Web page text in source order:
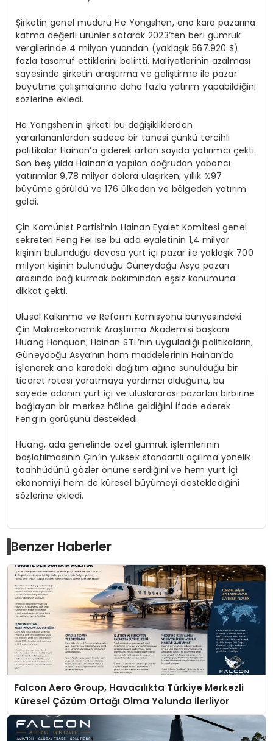
Şirketin genel müdürü He Yongshen, ana kara pazarına
katma değerli ürünler satarak 2023’ten beri gümrük
vergilerinde 4 milyon yuandan (yaklaşık 567.920 $)
fazla tasarruf ettiklerini belirtti. Maliyetlerinin azalması
sayesinde şirketin araştırma ve geliştirme ile pazar
büyütme çalışmalarına daha fazla yatırım yapabildiğini
sözlerine ekledi.
He Yongshen’in şirketi bu değişikliklerden
yararlananlardan sadece bir tanesi çünkü tercihli
politikalar Hainan’a giderek artan sayıda yatırımcı çekti.
Son beş yılda Hainan’a yapılan doğrudan yabancı
yatırımlar 9,78 milyar dolara ulaşırken, yıllık %97
büyüme görüldü ve 176 ülkeden ve bölgeden yatırım
geldi.
Çin Komünist Partisi’nin Hainan Eyalet Komitesi genel
sekreteri Feng Fei ise bu ada eyaletinin 1,4 milyar
kişinin bulunduğu devasa yurt içi pazar ile yaklaşık 700
milyon kişinin bulunduğu Güneydoğu Asya pazarı
arasında bağ kurmak bakımından eşsiz konumuna
dikkat çekti.
Ulusal Kalkınma ve Reform Komisyonu bünyesindeki
Çin Makroekonomik Araştırma Akademisi başkanı
Huang Hanquan; Hainan STL’nin uyguladığı politikaların,
Güneydoğu Asya’nın ham maddelerinin Hainan’da
işlenerek ana karadaki dağıtım ağına sunulduğu bir
ticaret rotası yaratmaya yardımcı olduğunu, bu
sayede adanın yurt içi ve uluslararası pazarları birbirine
bağlayan bir merkez hâline geldiğini ifade ederek
Feng’in görüşünü destekledi.
Huang, ada genelinde özel gümrük işlemlerinin
başlatılmasının Çin’in yüksek standartlı açılıma yönelik
taahhüdünü gözler önüne serdiğini ve hem yurt içi
ekonomiyi hem de küresel büyümeyi desteklediğini
sözlerine ekledi.
Benzer Haberler
Falcon Aero Group, Havacılıkta Türkiye Merkezli
Küresel Çözüm Ortağı Olma Yolunda İlerliyor